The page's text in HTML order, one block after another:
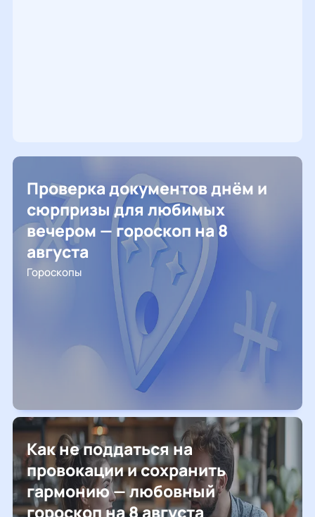
Проверка документов днём и
сюрпризы для любимых
вечером — гороскоп на 8
августа
Гороскопы
Как не поддаться на
провокации и сохранить
гармонию — любовный
гороскоп на 8 августа